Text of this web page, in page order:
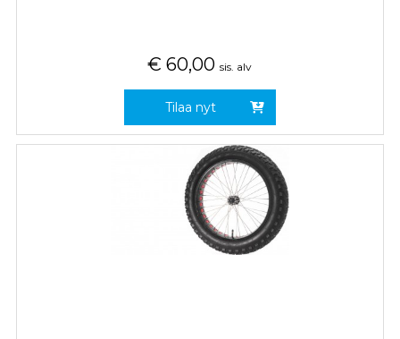
€ 60,00 sis. alv
Tilaa nyt